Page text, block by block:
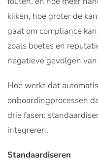
kijken, hoe groter de
gaat om compliance
zoals boetes en
negatieve gevolgen
Hoe werkt dat
onboardingprocessen
drie fasen:
integreren.
Standaardiseren